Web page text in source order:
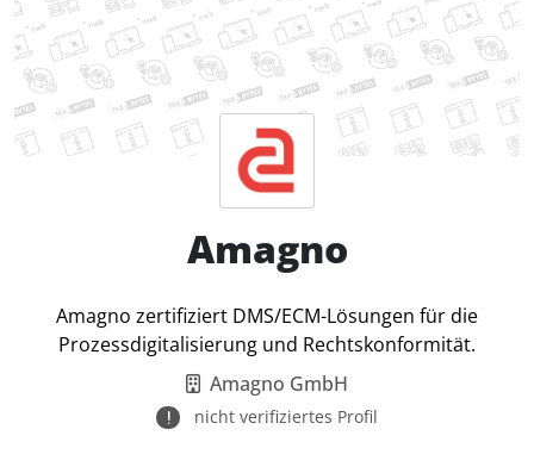
Amagno
Amagno zertifiziert DMS/ECM-Lösungen für die
Prozessdigitalisierung und Rechtskonformität.
Amagno GmbH
nicht verifiziertes Profil